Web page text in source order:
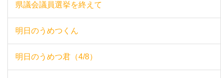
県議会議員選挙を終えて
明日のうめつくん
明日のうめつ君（4/8）